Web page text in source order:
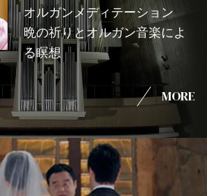
オルガンメディテーション
晩の祈りとオルガン音楽によ
る瞑想
MORE